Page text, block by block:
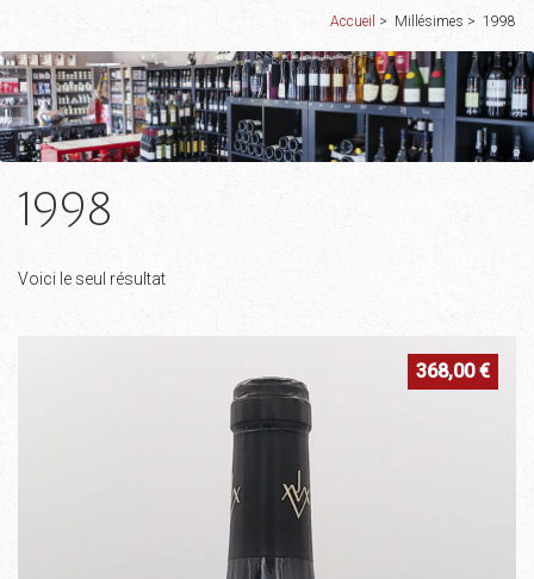
Boutique
Conditions de vente
Informations sur la livraison
Location de Tireuse à bières
Accueil > Millésimes > 1998
1998
Voici le seul résultat
368,00€